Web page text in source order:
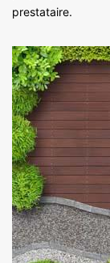
prestataire.